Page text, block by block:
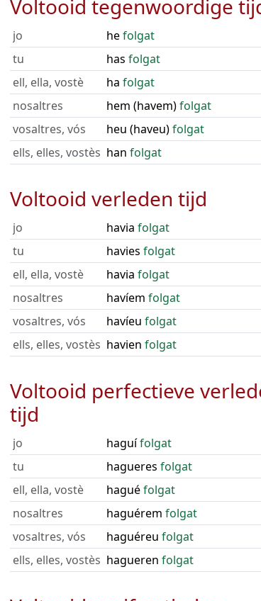
Voltooid tegenwoordige
jo hefolgat
tu
has folgat
ell, ella, vostè
ha folgat
nosaltres
hem (havem)folgat
vosaltres, vós
heu (haveu)folgat
ells, elles, vostès han folgat
Voltooid verleden tijd
jo havia folgat
tu
havies folgat
ell, ella, vostè
havia folgat
nosaltres
havíem folgat
vosaltres, vós
havíeu folgat
ells, elles, vostès havien folgat
Voltooid perfectieve
tijd
jo haguífolgat
tu
hagueres folgat
ell, ella, vostè
haguéfolgat
nosaltres
haguérem folgat
vosaltres, vós
haguéreu folgat
ells, elles, vostès hagueren folgat